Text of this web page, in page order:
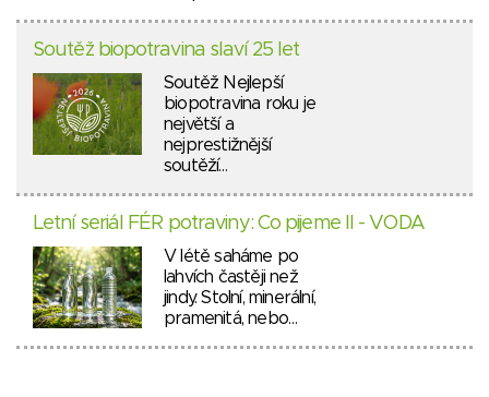
Soutěž biopotravina slaví 25 let
Soutěž Nejlepší
biopotravina roku je
největší a
nejprestižnější
soutěží…
Letní seriál FÉR potraviny: Co pijeme II - VODA
V létě saháme po
lahvích častěji než
jindy. Stolní, minerální,
pramenitá, nebo…